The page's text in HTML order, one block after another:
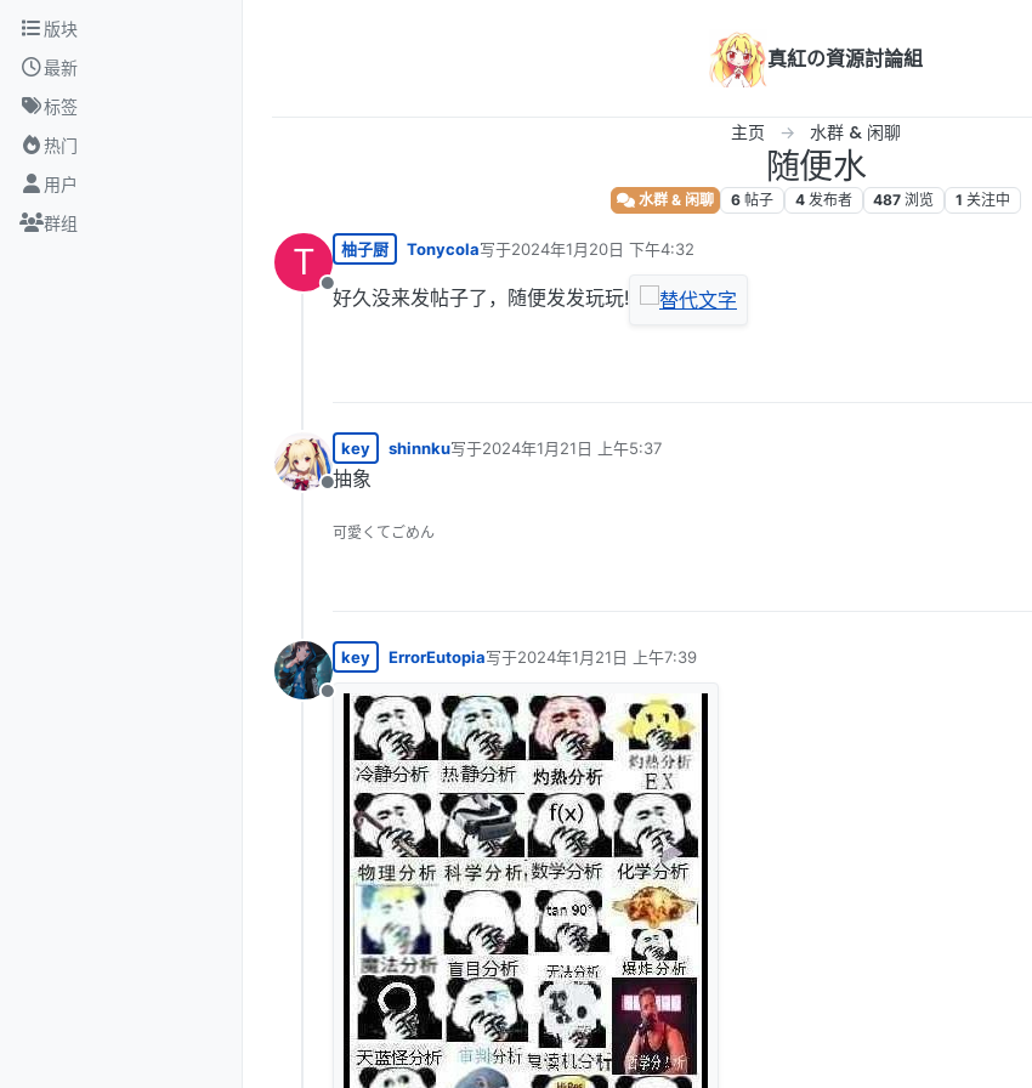
跳转至内容
版块
最新
标签
热门
用户
群组
真紅の資源討論組
主页 水群 & 闲聊
随便水
水群 & 闲聊 6 帖子 4 发布者 487 浏览 1 关注中
T
离线
柚子厨 Tonycola写于2024年1月20日 下午4:32
最后由 编辑
好久没来发帖子了，随便发发玩玩!
离线
key shinnku写于2024年1月21日 上午5:37
最后由 编辑
抽象
可愛くてごめん
离线
key ErrorEutopia写于2024年1月21日 上午7:39
最后由 编辑